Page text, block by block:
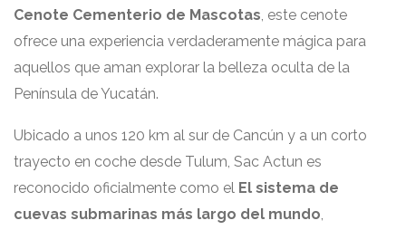
Cenote Cementerio de Mascotas, este cenote
ofrece una experiencia verdaderamente mágica para
aquellos que aman explorar la belleza oculta de la
Península de Yucatán.
Ubicado a unos 120 km al sur de Cancún y a un corto
trayecto en coche desde Tulum, Sac Actun es
reconocido oficialmente como el El sistema de
cuevas submarinas más largo del mundo,